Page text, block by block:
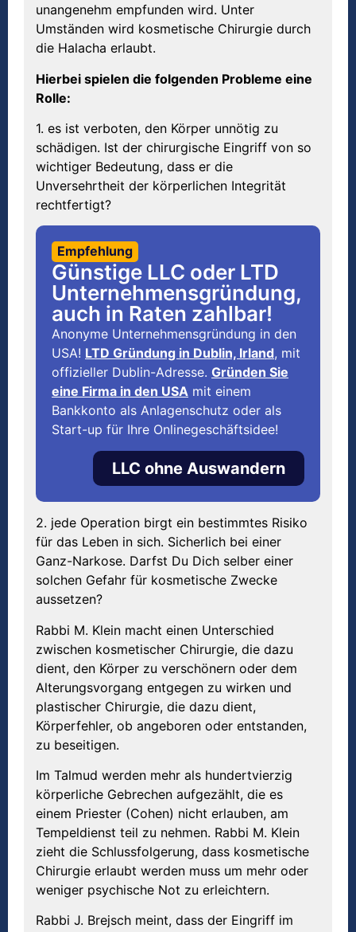
unangenehm empfunden wird. Unter
Umständen wird kosmetische Chirurgie durch
die Halacha erlaubt.
Hierbei spielen die folgenden Probleme eine
Rolle:
1. es ist verboten, den Körper unnötig zu
schädigen. Ist der chirurgische Eingriff von so
wichtiger Bedeutung, dass er die
Unversehrtheit der körperlichen Integrität
rechtfertigt?
Empfehlung
Günstige LLC oder LTD
Unternehmensgründung,
auch in Raten zahlbar!
Anonyme Unternehmensgründung in den
USA! LTD Gründung in Dublin, Irland, mit
offizieller Dublin-Adresse. Gründen Sie
eine Firma in den USA mit einem
Bankkonto als Anlagenschutz oder als
Start-up für Ihre Onlinegeschäftsidee!
LLC ohne Auswandern
2. jede Operation birgt ein bestimmtes Risiko
für das Leben in sich. Sicherlich bei einer
Ganz-Narkose. Darfst Du Dich selber einer
solchen Gefahr für kosmetische Zwecke
aussetzen?
Rabbi M. Klein macht einen Unterschied
zwischen kosmetischer Chirurgie, die dazu
dient, den Körper zu verschönern oder dem
Alterungsvorgang entgegen zu wirken und
plastischer Chirurgie, die dazu dient,
Körperfehler, ob angeboren oder entstanden,
zu beseitigen.
Im Talmud werden mehr als hundertvierzig
körperliche Gebrechen aufgezählt, die es
einem Priester (Cohen) nicht erlauben, am
Tempeldienst teil zu nehmen. Rabbi M. Klein
zieht die Schlussfolgerung, dass kosmetische
Chirurgie erlaubt werden muss um mehr oder
weniger psychische Not zu erleichtern.
Rabbi J. Brejsch meint, dass der Eingriff im